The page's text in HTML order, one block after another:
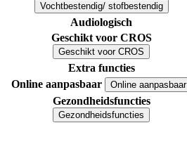
Vochtbestendig/ stofbestendig
Audiologisch
Geschikt voor CROS
Geschikt voor CROS
Extra functies
Online aanpasbaar
Online aanpasbaar
Gezondheidsfuncties
Gezondheidsfuncties